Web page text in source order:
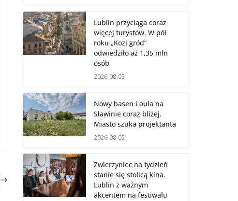
Lublin przyciąga coraz
więcej turystów. W pół
roku „Kozi gród”
odwiedziło aż 1,35 mln
osób
2026-08-05
Nowy basen i aula na
Sławinie coraz bliżej.
Miasto szuka projektanta
2026-08-05
Zwierzyniec na tydzień
stanie się stolicą kina.
Lublin z ważnym
akcentem na festiwalu